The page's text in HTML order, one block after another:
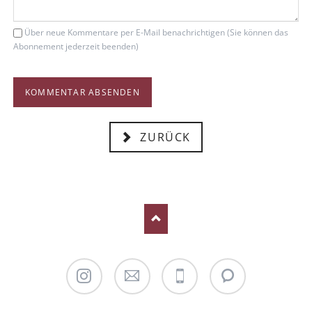
Über neue Kommentare per E-Mail benachrichtigen (Sie können das
Abonnement jederzeit beenden)
KOMMENTAR ABSENDEN
ZURÜCK